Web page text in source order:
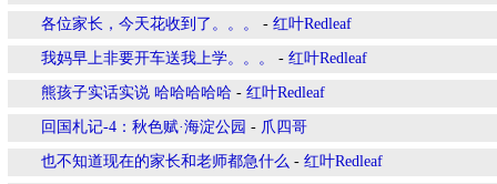
各位家长，今天花收到了。。。 - 红叶Redleaf
我妈早上非要开车送我上学。。。 - 红叶Redleaf
熊孩子实话实说 哈哈哈哈哈 - 红叶Redleaf
回国札记-4：秋色赋·海淀公园 - 爪四哥
也不知道现在的家长和老师都急什么 - 红叶Redleaf